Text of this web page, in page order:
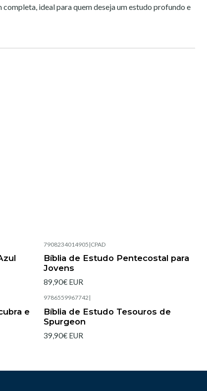
ideal para quem deseja um estudo profundo e
7908234014905 |CPAD
Bíblia de Estudo Pentecostal para
Jovens
89,90€ EUR
e
9786559967742 |
Bíblia de Estudo Tesouros de
Spurgeon
39,90€ EUR